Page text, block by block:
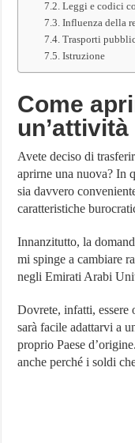
Leggi e codici
Influenza della
Trasporti
Istruzione
Come
Avete deciso di
aprirne una nuova? In
sia davvero
caratteristiche
Innanzitutto, la
mi spinge a cambiare
negli Emirati Arabi
Dovrete, infatti, essere
sarà facile adattarvi a
proprio Paese
anche perché i soldi